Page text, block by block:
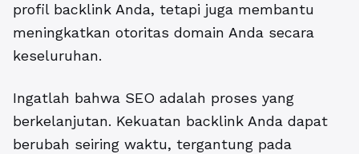
profil backlink Anda, tetapi juga membantu
meningkatkan otoritas domain Anda secara
keseluruhan.
Ingatlah bahwa SEO adalah proses yang
berkelanjutan. Kekuatan backlink Anda dapat
berubah seiring waktu, tergantung pada